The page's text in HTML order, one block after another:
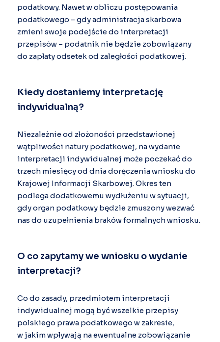
podatkowy. Nawet w obliczu postępowania
podatkowego – gdy administracja skarbowa
zmieni swoje podejście do interpretacji
przepisów – podatnik nie będzie zobowiązany
do zapłaty odsetek od zaległości podatkowej.
Kiedy dostaniemy interpretację
indywidualną?
Niezależnie od złożoności przedstawionej
wątpliwości natury podatkowej, na wydanie
interpretacji indywidualnej może poczekać do
trzech miesięcy od dnia doręczenia wniosku do
Krajowej Informacji Skarbowej. Okres ten
podlega dodatkowemu wydłużeniu w sytuacji,
gdy organ podatkowy będzie zmuszony wezwać
nas do uzupełnienia braków formalnych wniosku.
O co zapytamy we wniosku o wydanie
interpretacji?
Co do zasady, przedmiotem interpretacji
indywidualnej mogą być wszelkie przepisy
polskiego prawa podatkowego w zakresie,
w jakim wpływają na ewentualne zobowiązanie